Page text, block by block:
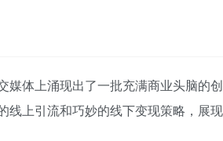
媒体上涌现出了一批充满商业头脑的
线上引流和巧妙的线下变现策略，展